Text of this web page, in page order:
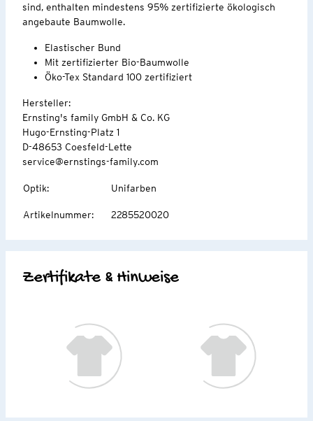
sind, enthalten mindestens 95% zertifizierte ökologisch
angebaute Baumwolle.
Elastischer Bund
Mit zertifizierter Bio-Baumwolle
Öko-Tex Standard 100 zertifiziert
Hersteller:
Ernsting's family GmbH & Co. KG
Hugo-Ernsting-Platz 1
D-48653 Coesfeld-Lette
service@ernstings-family.com
Optik: Unifarben
Artikelnummer: 2285520020
Zertifikate & Hinweise